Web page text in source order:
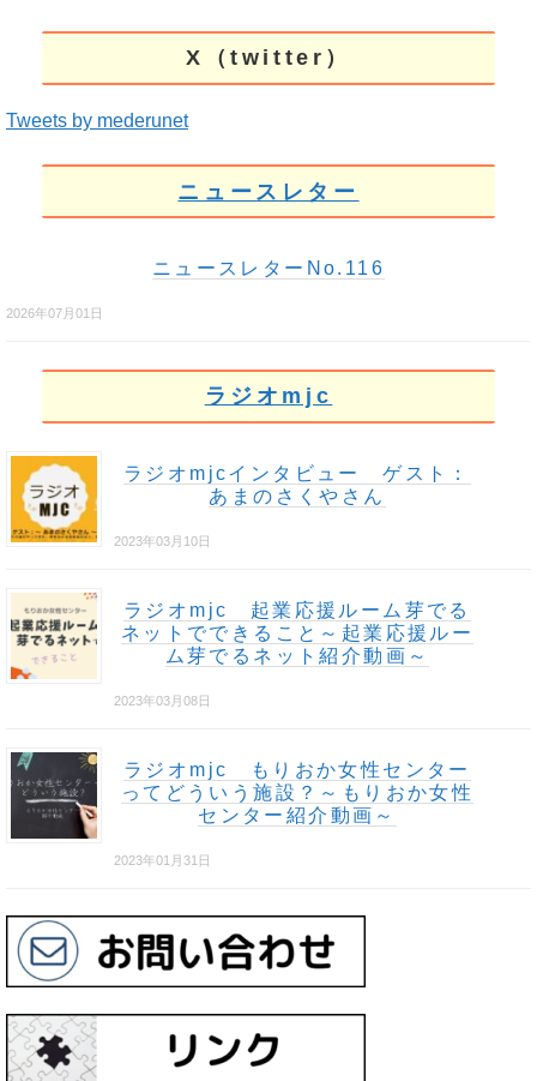
X（twitter）
Tweets by mederunet
ニュースレター
ニュースレターNo.116
2026年07月01日
ラジオmjc
ラジオmjcインタビュー ゲスト：
あまのさくやさん
2023年03月10日
ラジオmjc 起業応援ルーム芽でる
ネットでできること～起業応援ルー
ム芽でるネット紹介動画～
2023年03月08日
ラジオmjc もりおか女性センター
ってどういう施設？～もりおか女性
センター紹介動画～
2023年01月31日